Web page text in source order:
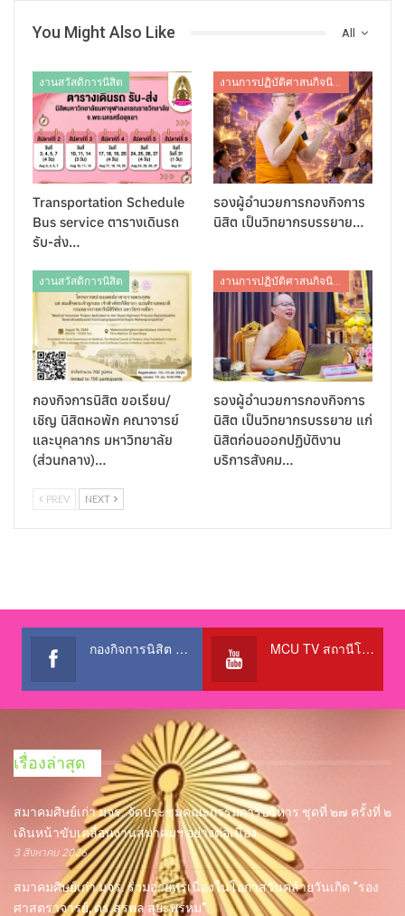
All
You Might Also Like
งานสวัสดิการนิสิต
Transportation Schedule
Bus service ตารางเดินรถ
รับ-ส่ง…
งานการปฏิบัติศาสนกิจนิสิต
รองผู้อำนวยการกองกิจการ
นิสิต เป็นวิทยากรบรรยาย…
งานสวัสดิการนิสิต
กองกิจการนิสิต ขอเรียน/
เชิญ นิสิตหอพัก คณาจารย์
และบุคลากร มหาวิทยาลัย
(ส่วนกลาง)…
รองผู้อำนวยการกองกิจการ
นิสิต เป็นวิทยากรบรรยาย แก่
นิสิตก่อนออกปฏิบัติงาน
บริการสังคม…
PREV NEXT
กองกิจการนิสิต สำนักงานอธิการบดี MCU TV สถานีโทรทัศน์เพื่อการศึกษา @OfficialTBCChannel
เรื่องล่าสุด
สมาคมศิษย์เก่า มจร. จัดประชุมคณะกรรมการบริหาร ชุดที่ ๒๗ ครั้งที่ ๒
เดินหน้าขับเคลื่อนงานสมาคมฯ อย่างต่อเนื่อง
3 สิงหาคม 2026
สมาคมศิษย์เก่า มจร. ร่วมอวยพรเนื่องในโอกาสวันคล้ายวันเกิด “รอง
ศาสตราจารย์, ดร.สุรพล สุยะพรหม”